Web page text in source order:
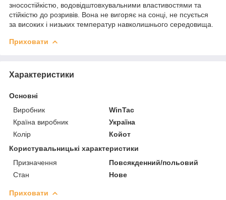
зносостійкістю, водовідштовхувальними властивостями та
стійкістю до розривів. Вона не вигоряє на сонці, не псується
за високих і низьких температур навколишнього середовища.
Приховати
Характеристики
Основні
Виробник
WinTac
Країна виробник
Україна
Колір
Койот
Користувальницькі характеристики
Призначення
Повсякденний/польовий
Стан
Нове
Приховати